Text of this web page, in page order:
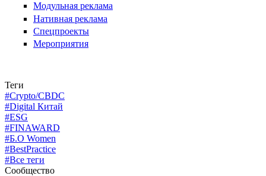
Модульная реклама
Нативная реклама
Спецпроекты
Мероприятия
Теги
#Crypto/CBDC
#Digital Китай
#ESG
#FINAWARD
#Б.О Women
#BestPractice
#Все теги
Сообщество